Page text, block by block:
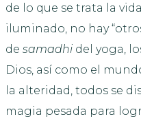
de lo que se trata la
iluminado, no hay
de samadhi del yoga,
Dios, así como el
la alteridad, todos se
magia pesada para